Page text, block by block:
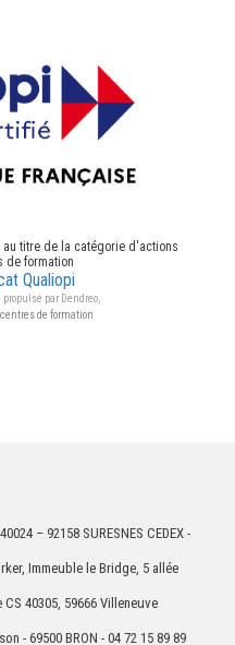
titre de la catégorie d'actions
de formation
Qualiopi
par Dendreo,
de formation
– 92158 SURESNES CEDEX -
Immeuble le Bridge, 5 allée
40305, 59666 Villeneuve
- 69500 BRON - 04 72 15 89 89